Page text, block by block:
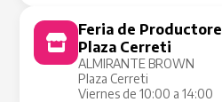
Feria de
Plaza Cerreti
ALMIRANTE BROWN
Plaza Cerreti
Viernes de 10:00 a 14:00